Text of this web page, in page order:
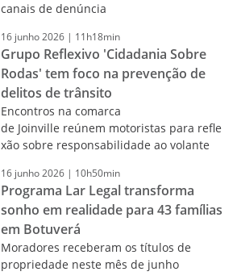
canais de denúncia
16 junho2026 | 11h18min
Grupo Reflexivo 'Cidadania Sobre
Rodas' tem foco na prevenção de
delitos de trânsito
Encontros na comarca
de Joinville reúnem motoristas para refle
xão sobre responsabilidade ao volante
16 junho2026 | 10h50min
Programa Lar Legal transforma
sonho em realidade para 43 famílias
em Botuverá
Moradores receberam os títulos de
propriedade neste mês de junho